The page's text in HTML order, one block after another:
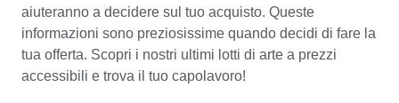
aiuteranno a decidere sul tuo acquisto. Queste
informazioni sono preziosissime quando decidi di fare la
tua offerta. Scopri i nostri ultimi lotti di arte a prezzi
accessibili e trova il tuo capolavoro!